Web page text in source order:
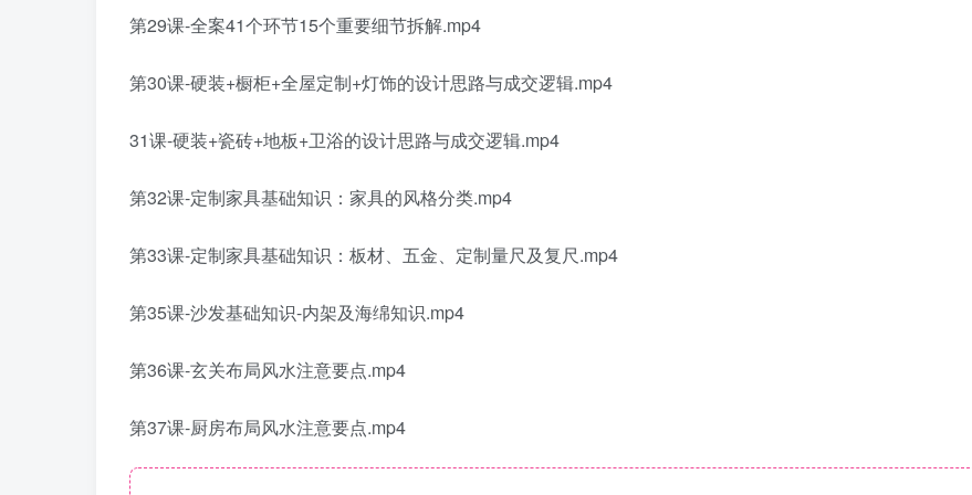
第29课-全案41个环节15个重要细节拆解.mp4
第30课-硬装+橱柜+全屋定制+灯饰的设计思路与成交逻辑.mp4
31课-硬装+瓷砖+地板+卫浴的设计思路与成交逻辑.mp4
第32课-定制家具基础知识：家具的风格分类.mp4
第33课-定制家具基础知识：板材、五金、定制量尺及复尺.mp4
第35课-沙发基础知识-内架及海绵知识.mp4
第36课-玄关布局风水注意要点.mp4
第37课-厨房布局风水注意要点.mp4